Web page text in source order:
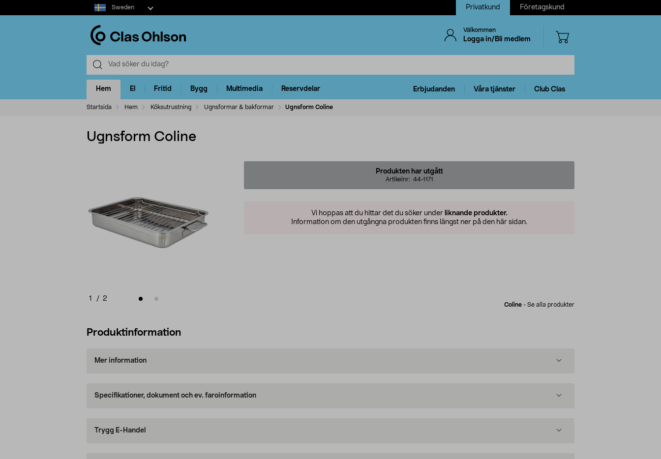
Select
market
Sweden Privatkund Företagskund
Välkommen
Logga in/Bli medlem
Hem El Fritid Bygg Multimedia Reservdelar Erbjudanden Våra tjänster Club Clas
Startsida Hem Köksutrustning Ugnsformar & bakformar Ugnsform Coline
Ugnsform Coline
1 / 2
Produkten har utgått
Artikelnr: 44-1171
Vi hoppas att du hittar det du söker under liknande produkter.
Information om den utgångna produkten finns längst ner på den här sidan.
Coline - Se alla produkter
Produktinformation
Mer information
Specifikationer, dokument och ev. faroinformation
Trygg E-Handel